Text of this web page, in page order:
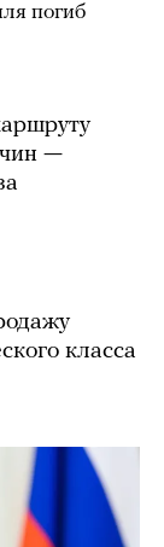
погиб
—
класса